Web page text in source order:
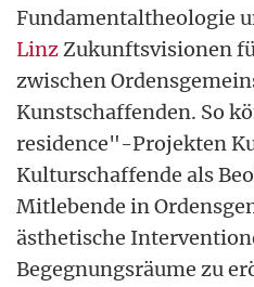
Fundamentaltheologie
LinzZukunftsvisionen
zwischen
Kunstschaffenden. So
residence"-Projekten
Kulturschaffende als
Mitlebende in
ästhetische
Begegnungsräume zu